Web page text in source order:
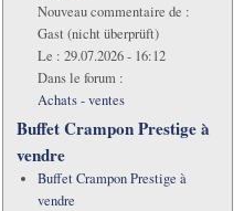
Nouveau commentaire de :
Gast (nicht überprüft)
Le : 29.07.2026 - 16:12
Dans le forum :
Achats - ventes
Buffet Crampon Prestige à
vendre
Buffet Crampon Prestige à
vendre